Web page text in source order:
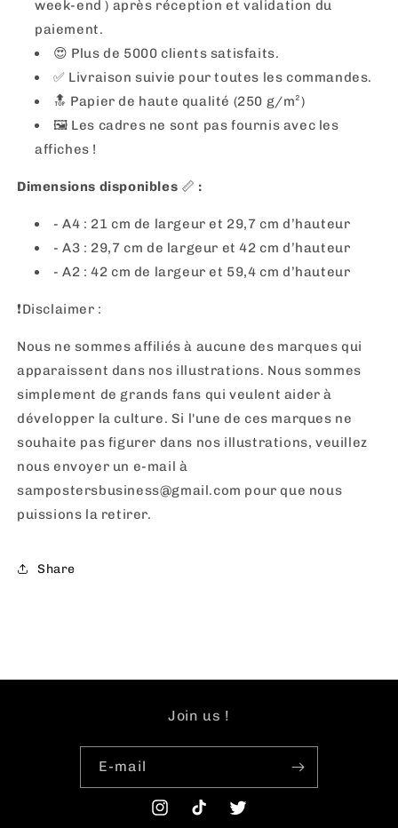
week-end ) après réception et validation du
paiement.
😍 Plus de 5000 clients satisfaits.
✅ Livraison suivie pour toutes les commandes.
🔝 Papier de haute qualité (250 g/m²)
🖼 Les cadres ne sont pas fournis avec les
affiches !
Dimensions disponibles 📏 :
- A4 : 21 cm de largeur et 29,7 cm d’hauteur
- A3 : 29,7 cm de largeur et 42 cm d’hauteur
- A2 : 42 cm de largeur et 59,4 cm d’hauteur
❗️Disclaimer :
Nous ne sommes affiliés à aucune des marques qui
apparaissent dans nos illustrations. Nous sommes
simplement de grands fans qui veulent aider à
développer la culture. Si l'une de ces marques ne
souhaite pas figurer dans nos illustrations, veuillez
nous envoyer un e-mail à
sampostersbusiness@gmail.com pour que nous
puissions la retirer.
Share
Join us !
E-mail
InstagramTikTok Twitter